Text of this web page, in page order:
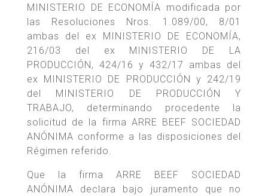
MINISTERIO DE ECONOMÍA modificada por
las Resoluciones Nros. 1.089/00, 8/01
ambas del ex MINISTERIO DE ECONOMÍA,
216/03 del ex MINISTERIO DE LA
PRODUCCIÓN, 424/16 y 432/17 ambas del
ex MINISTERIO DE PRODUCCIÓN y 242/19
del MINISTERIO DE PRODUCCIÓN Y
TRABAJO, determinando procedente la
solicitud de la firma ARRE BEEF SOCIEDAD
ANÓNIMA conforme a las disposiciones del
Régimen referido.
Que la firma ARRE BEEF SOCIEDAD
ANÓNIMA declara bajo juramento que no